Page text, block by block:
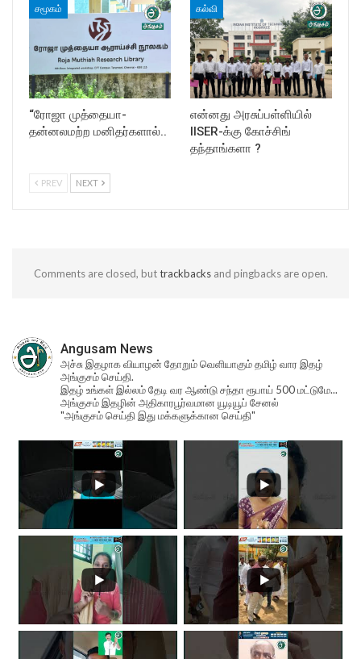
சமூகம்
“ரோஜா முத்தையா-
தன்னலமற்ற மனிதர்களால்..
கல்வி
என்னது அரசுப்பள்ளியில்
IISER-க்கு கோச்சிங்
தந்தாங்களா ?
PREV NEXT
Comments are closed, buttrackbacksand pingbacks are open.
Angusam News
அச்சு இதழாக வியாழன் தோறும் வெளியாகும் தமிழ் வார இதழ்
அங்குசம் செய்தி.
இதழ் உங்கள் இல்லம் தேடி வர ஆண்டு சந்தா ரூபாய் 500 மட்டுமே...
அங்குசம் இதழின் அதிகாரபூர்வமான யூடியூப் சேனல்
"அங்குசம் செய்தி இது மக்களுக்கான செய்தி"